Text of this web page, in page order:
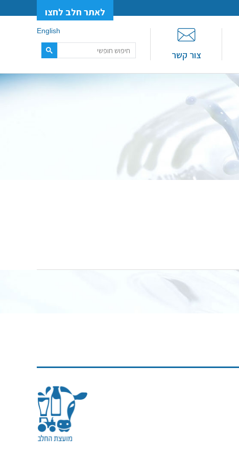
לאתר חלב לחצו
צור קשר
English